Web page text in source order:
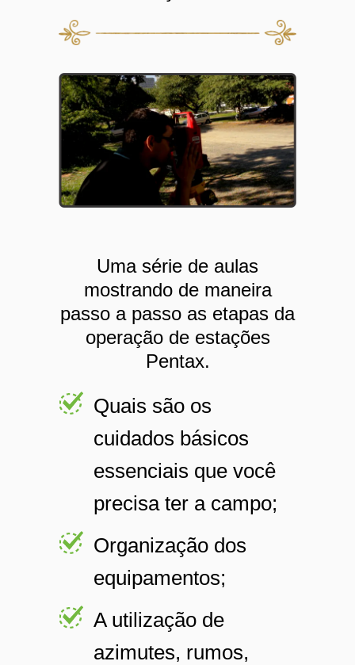
Uma série de aulas
mostrando de maneira
passo a passo as etapas da
operação de estações
Pentax.
Quais são os
cuidados básicos
essenciais que você
precisa ter a campo;
Organização dos
equipamentos;
A utilização de
azimutes, rumos,